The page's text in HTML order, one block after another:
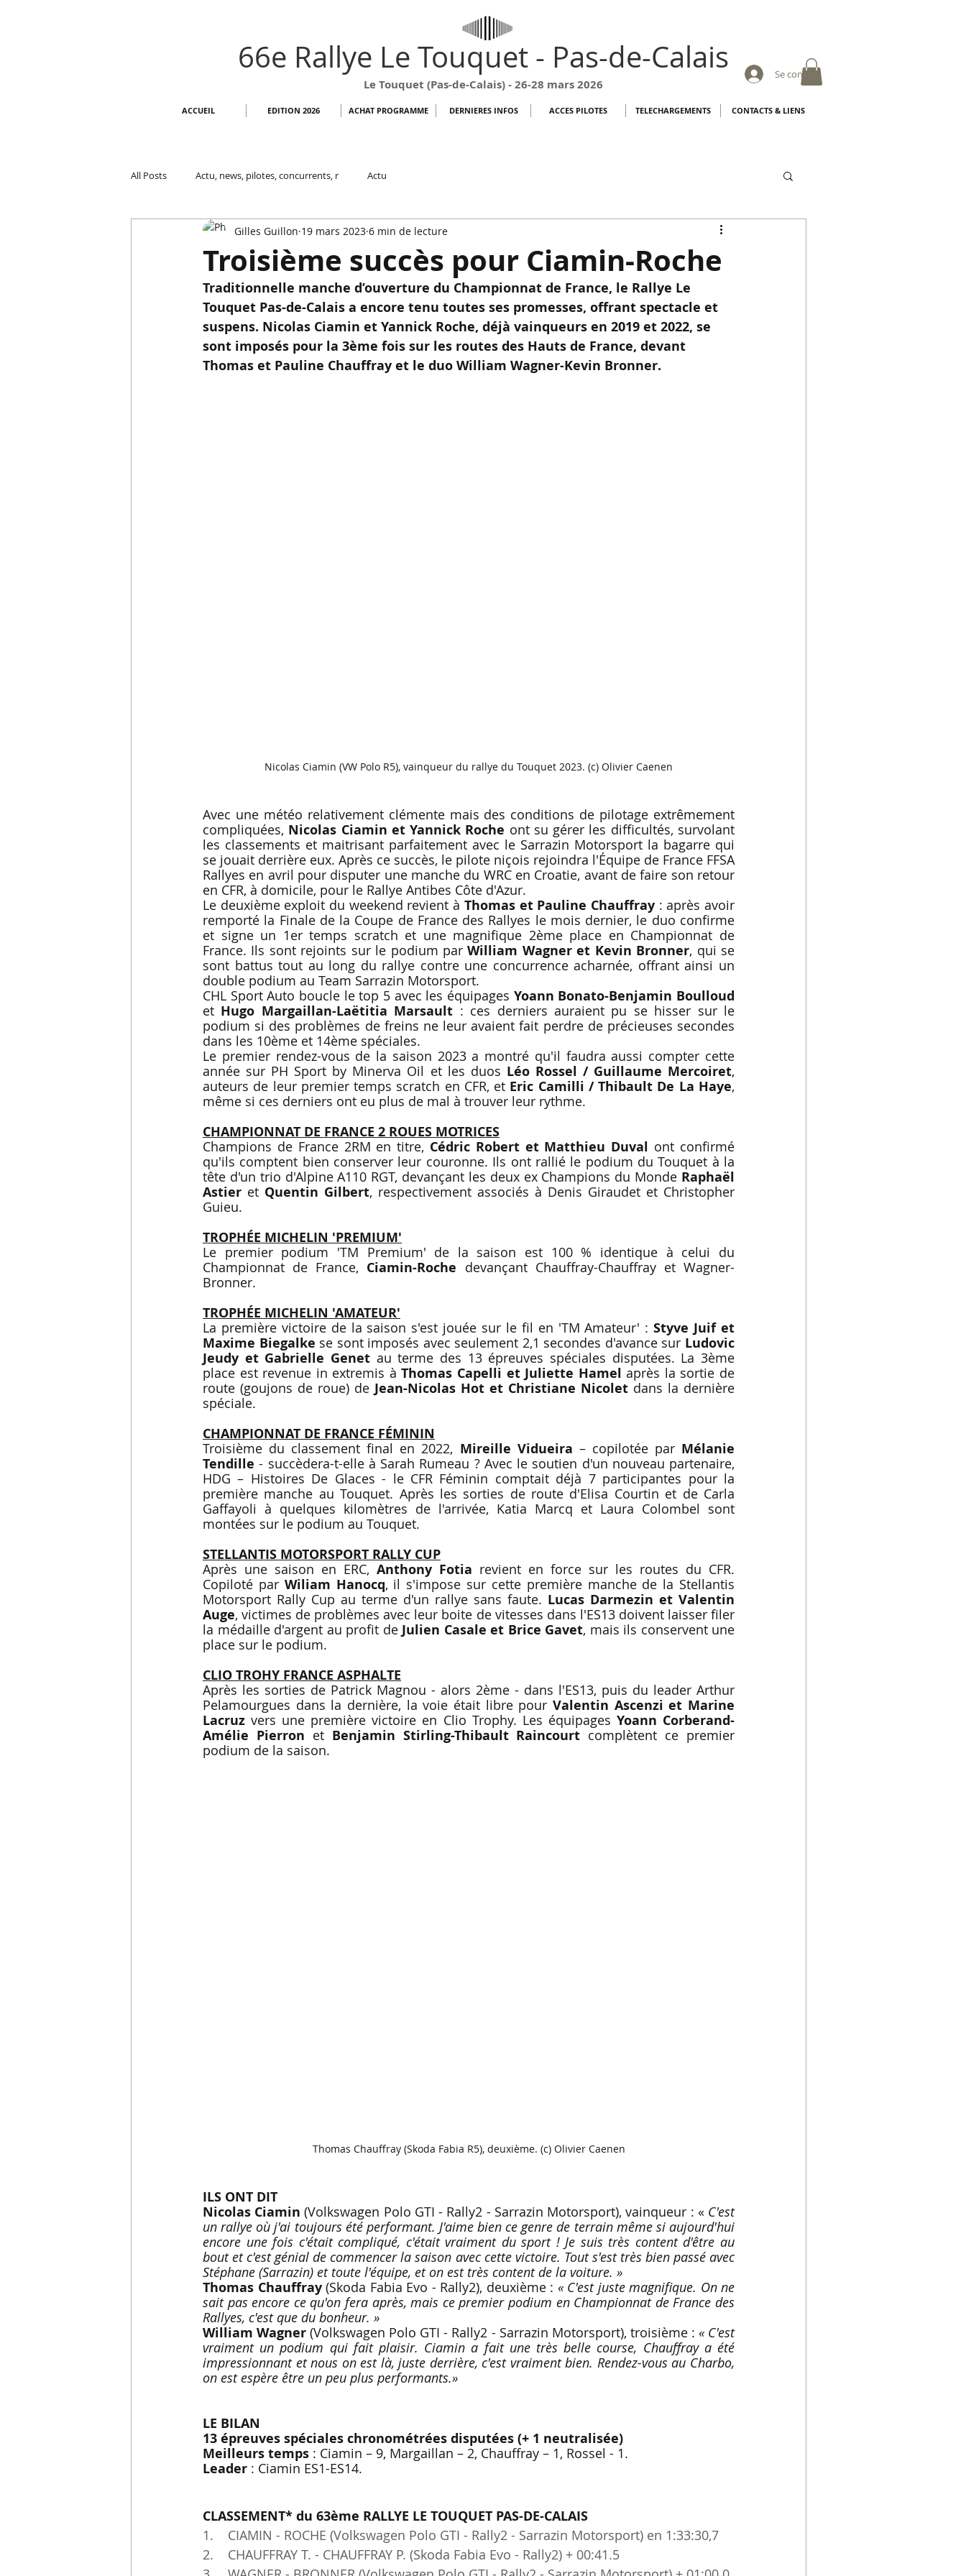
66e Rallye Le Touquet - Pas-de-Calais
Le Touquet (Pas-de-Calais) - 26-28 mars 2026
Se connecter
ACCUEIL EDITION 2026 ACHAT PROGRAMME DERNIERES INFOS ACCES PILOTES TELECHARGEMENTS CONTACTS & LIENS
All Posts Actu, news, pilotes, concurrents, r Actu
Troisième succès pour Ciamin-Roche
Gilles Guillon 19 mars 2023 6 min de lecture
Traditionnelle manche d’ouverture du Championnat de France, le Rallye Le
Touquet Pas-de-Calais a encore tenu toutes ses promesses, offrant spectacle et
suspens. Nicolas Ciamin et Yannick Roche, déjà vainqueurs en 2019 et 2022, se
sont imposés pour la 3ème fois sur les routes des Hauts de France, devant
Thomas et Pauline Chauffray et le duo William Wagner-Kevin Bronner.
Nicolas Ciamin (VW Polo R5), vainqueur du rallye du Touquet 2023. (c) Olivier Caenen
Avec une météo relativement clémente mais des conditions de pilotage extrêmement
compliquées, Nicolas Ciamin et Yannick Roche ont su gérer les difficultés, survolant
les classements et maitrisant parfaitement avec le Sarrazin Motorsport la bagarre qui
se jouait derrière eux. Après ce succès, le pilote niçois rejoindra l'Équipe de France FFSA
Rallyes en avril pour disputer une manche du WRC en Croatie, avant de faire son retour
en CFR, à domicile, pour le Rallye Antibes Côte d'Azur.
Le deuxième exploit du weekend revient à Thomas et Pauline Chauffray : après avoir
remporté la Finale de la Coupe de France des Rallyes le mois dernier, le duo confirme
et signe un 1er temps scratch et une magnifique 2ème place en Championnat de
France. Ils sont rejoints sur le podium par William Wagner et Kevin Bronner, qui se
sont battus tout au long du rallye contre une concurrence acharnée, offrant ainsi un
double podium au Team Sarrazin Motorsport.
CHL Sport Auto boucle le top 5 avec les équipages Yoann Bonato-Benjamin Boulloud
et Hugo Margaillan-Laëtitia Marsault : ces derniers auraient pu se hisser sur le
podium si des problèmes de freins ne leur avaient fait perdre de précieuses secondes
dans les 10ème et 14ème spéciales.
Le premier rendez-vous de la saison 2023 a montré qu'il faudra aussi compter cette
année sur PH Sport by Minerva Oil et les duos Léo Rossel / Guillaume Mercoiret,
auteurs de leur premier temps scratch en CFR, et Eric Camilli / Thibault De La Haye,
même si ces derniers ont eu plus de mal à trouver leur rythme.
CHAMPIONNAT DE FRANCE 2 ROUES MOTRICES
Champions de France 2RM en titre, Cédric Robert et Matthieu Duval ont confirmé
qu'ils comptent bien conserver leur couronne. Ils ont rallié le podium du Touquet à la
tête d'un trio d'Alpine A110 RGT, devançant les deux ex Champions du Monde Raphaël
Astier et Quentin Gilbert, respectivement associés à Denis Giraudet et Christopher
Guieu.
TROPHÉE MICHELIN 'PREMIUM'
Le premier podium 'TM Premium' de la saison est 100 % identique à celui du
Championnat de France, Ciamin-Roche devançant Chauffray-Chauffray et Wagner-
Bronner.
TROPHÉE MICHELIN 'AMATEUR'
La première victoire de la saison s'est jouée sur le fil en 'TM Amateur' : Styve Juif et
Maxime Biegalke se sont imposés avec seulement 2,1 secondes d'avance sur Ludovic
Jeudy et Gabrielle Genet au terme des 13 épreuves spéciales disputées. La 3ème
place est revenue in extremis à Thomas Capelli et Juliette Hamel après la sortie de
route (goujons de roue) de Jean-Nicolas Hot et Christiane Nicolet dans la dernière
spéciale.
CHAMPIONNAT DE FRANCE FÉMININ
Troisième du classement final en 2022, Mireille Vidueira – copilotée par Mélanie
Tendille - succèdera-t-elle à Sarah Rumeau ? Avec le soutien d'un nouveau partenaire,
HDG – Histoires De Glaces - le CFR Féminin comptait déjà 7 participantes pour la
première manche au Touquet. Après les sorties de route d'Elisa Courtin et de Carla
Gaffayoli à quelques kilomètres de l'arrivée, Katia Marcq et Laura Colombel sont
montées sur le podium au Touquet.
STELLANTIS MOTORSPORT RALLY CUP
Après une saison en ERC, Anthony Fotia revient en force sur les routes du CFR.
Copiloté par Wiliam Hanocq, il s'impose sur cette première manche de la Stellantis
Motorsport Rally Cup au terme d'un rallye sans faute. Lucas Darmezin et Valentin
Auge, victimes de problèmes avec leur boite de vitesses dans l'ES13 doivent laisser filer
la médaille d'argent au profit de Julien Casale et Brice Gavet, mais ils conservent une
place sur le podium.
CLIO TROHY FRANCE ASPHALTE
Après les sorties de Patrick Magnou - alors 2ème - dans l'ES13, puis du leader Arthur
Pelamourgues dans la dernière, la voie était libre pour Valentin Ascenzi et Marine
Lacruz vers une première victoire en Clio Trophy. Les équipages Yoann Corberand-
Amélie Pierron et Benjamin Stirling-Thibault Raincourt complètent ce premier
podium de la saison.
Thomas Chauffray (Skoda Fabia R5), deuxième. (c) Olivier Caenen
ILS ONT DIT
Nicolas Ciamin (Volkswagen Polo GTI - Rally2 - Sarrazin Motorsport), vainqueur : « C'est
un rallye où j'ai toujours été performant. J'aime bien ce genre de terrain même si aujourd'hui
encore une fois c'était compliqué, c'était vraiment du sport ! Je suis très content d'être au
bout et c'est génial de commencer la saison avec cette victoire. Tout s'est très bien passé avec
Stéphane (Sarrazin) et toute l'équipe, et on est très content de la voiture. »
Thomas Chauffray (Skoda Fabia Evo - Rally2), deuxième : « C'est juste magnifique. On ne
sait pas encore ce qu'on fera après, mais ce premier podium en Championnat de France des
Rallyes, c'est que du bonheur. »
William Wagner (Volkswagen Polo GTI - Rally2 - Sarrazin Motorsport), troisième : « C'est
vraiment un podium qui fait plaisir. Ciamin a fait une très belle course, Chauffray a été
impressionnant et nous on est là, juste derrière, c'est vraiment bien. Rendez-vous au Charbo,
on est espère être un peu plus performants.»
LE BILAN
13 épreuves spéciales chronométrées disputées (+ 1 neutralisée)
Meilleurs temps : Ciamin – 9, Margaillan – 2, Chauffray – 1, Rossel - 1.
Leader : Ciamin ES1-ES14.
CLASSEMENT* du 63ème RALLYE LE TOUQUET PAS-DE-CALAIS
1.    CIAMIN - ROCHE (Volkswagen Polo GTI - Rally2 - Sarrazin Motorsport) en 1:33:30,7
2.    CHAUFFRAY T. - CHAUFFRAY P. (Skoda Fabia Evo - Rally2) + 00:41.5